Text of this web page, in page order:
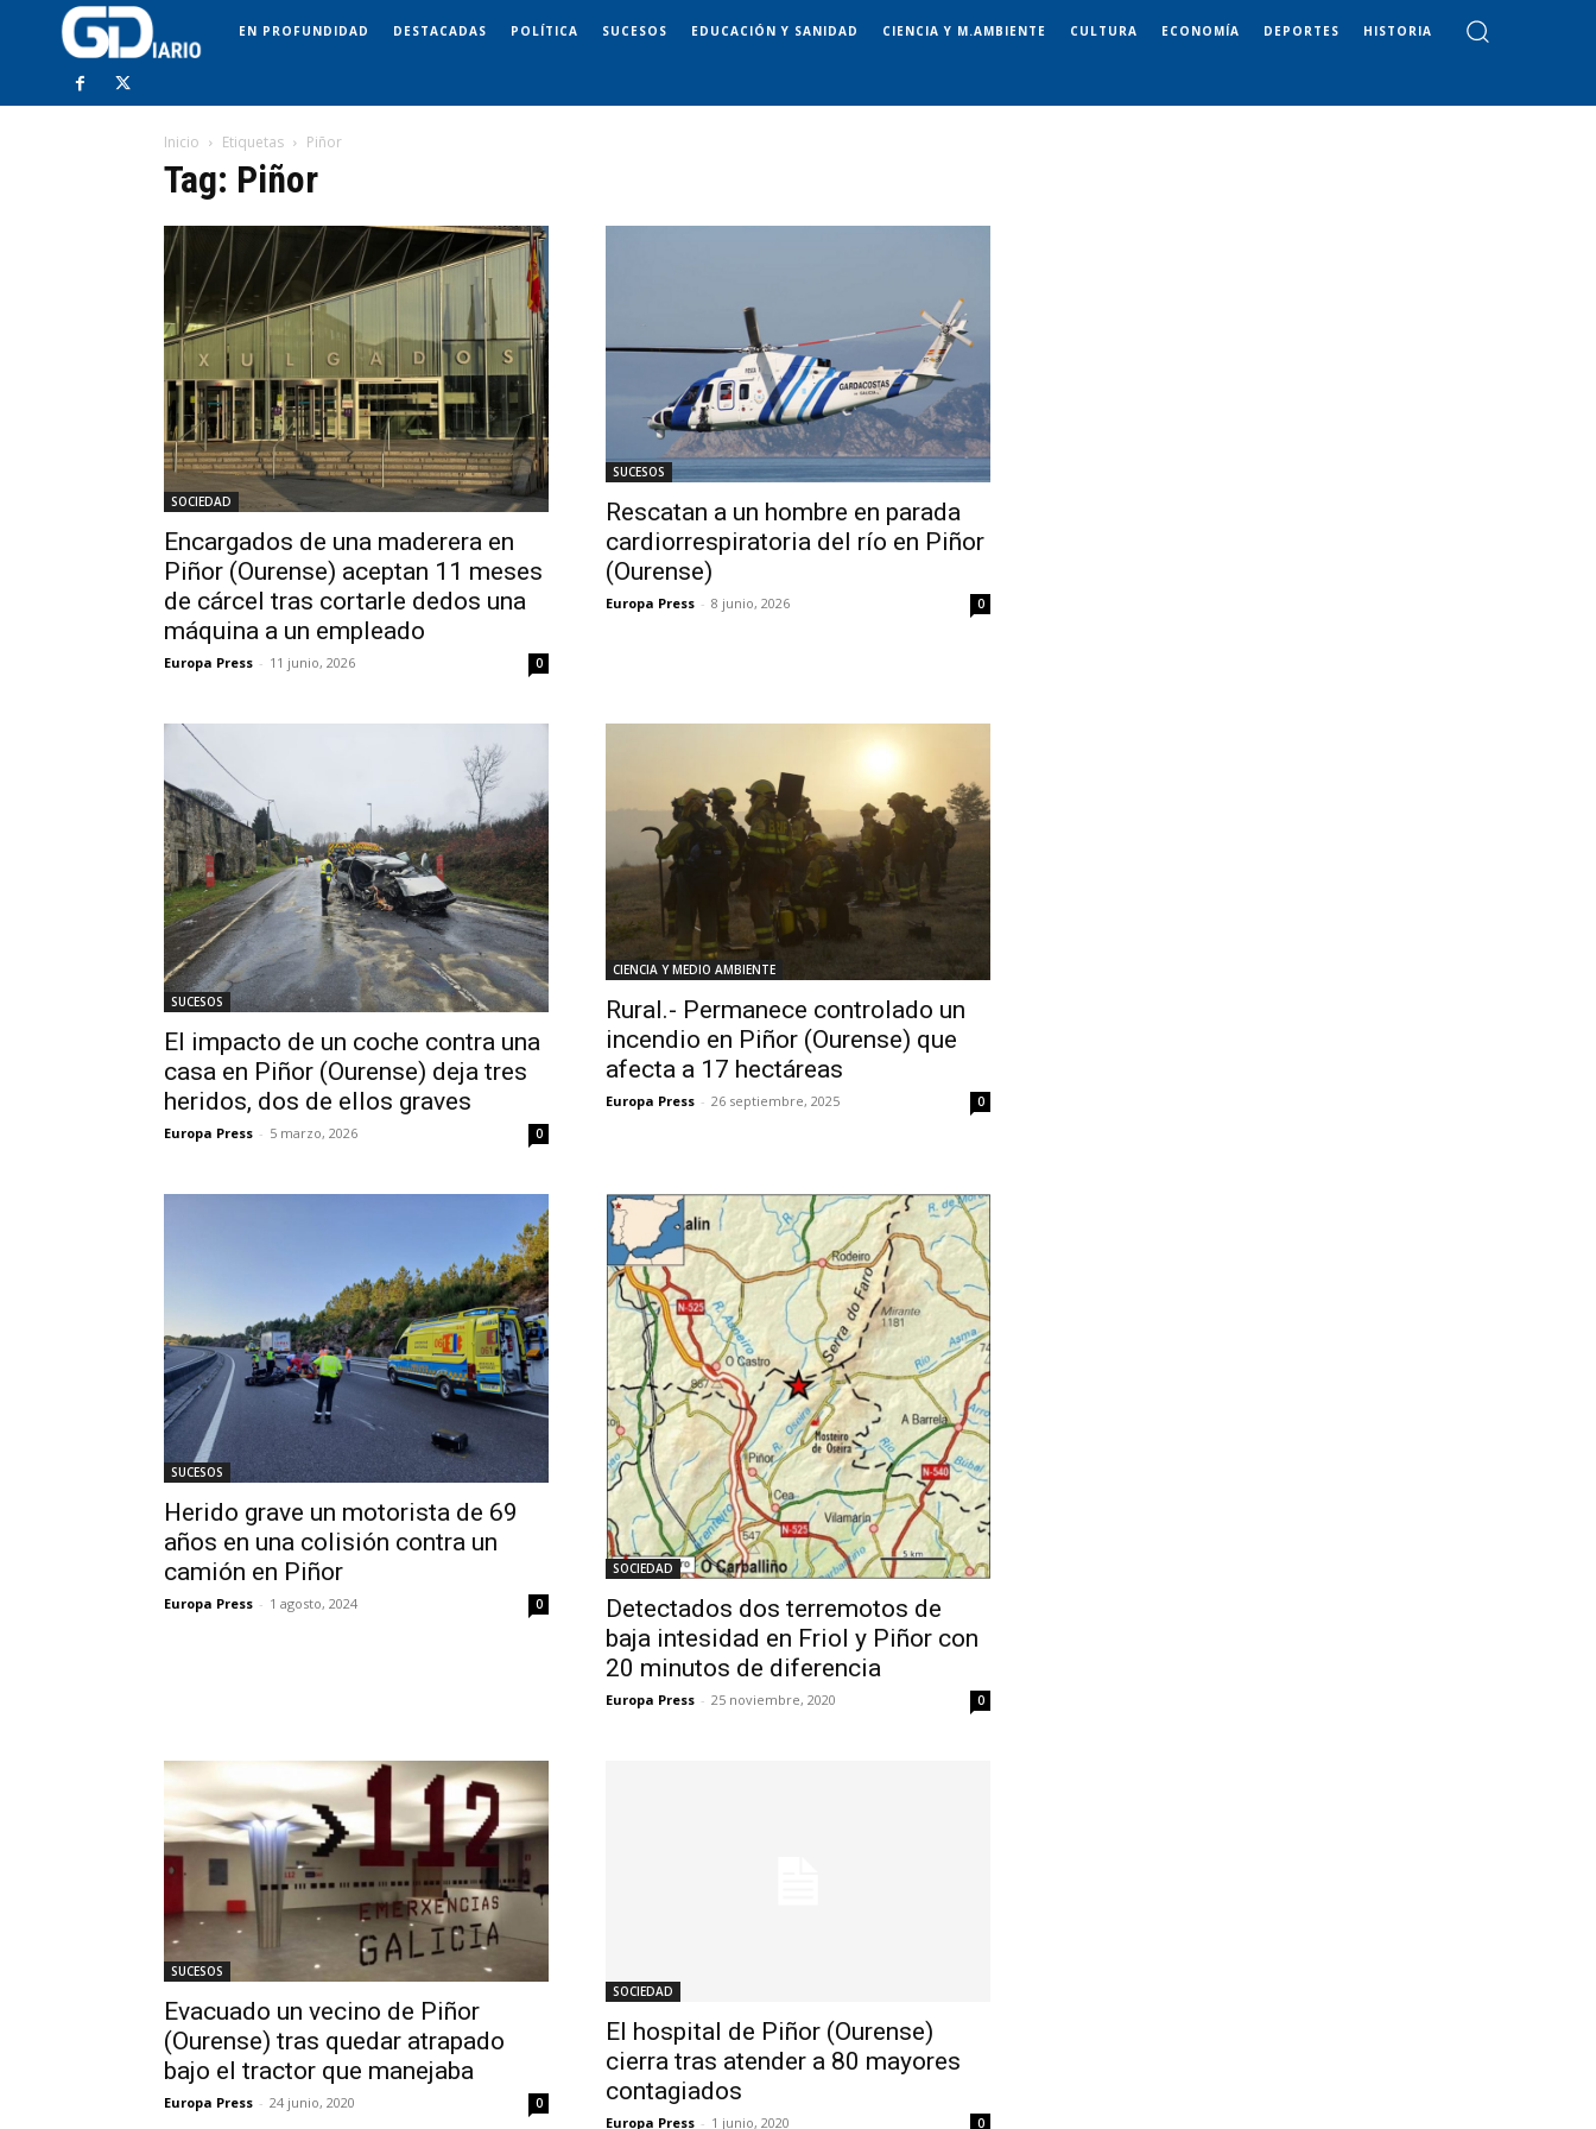
EN PROFUNDIDAD DESTACADAS POLÍTICA SUCESOS EDUCACIÓN Y SANIDAD CIENCIA Y M.AMBIENTE CULTURA ECONOMÍA DEPORTES HISTORIA
Inicio Etiquetas Piñor
Tag: Piñor
SOCIEDAD
Encargados de una maderera en
Piñor (Ourense) aceptan 11 meses
de cárcel tras cortarle dedos una
máquina a un empleado
Europa Press - 11 junio, 2026 0
SUCESOS
Rescatan a un hombre en parada
cardiorrespiratoria del río en Piñor
(Ourense)
Europa Press - 8 junio, 2026 0
SUCESOS
El impacto de un coche contra una
casa en Piñor (Ourense) deja tres
heridos, dos de ellos graves
Europa Press - 5 marzo, 2026 0
CIENCIA Y MEDIO AMBIENTE
Rural.- Permanece controlado un
incendio en Piñor (Ourense) que
afecta a 17 hectáreas
Europa Press - 26 septiembre, 2025 0
SUCESOS
Herido grave un motorista de 69
años en una colisión contra un
camión en Piñor
Europa Press - 1 agosto, 2024 0
SOCIEDAD
Detectados dos terremotos de
baja intesidad en Friol y Piñor con
20 minutos de diferencia
Europa Press - 25 noviembre, 2020 0
SUCESOS
Evacuado un vecino de Piñor
(Ourense) tras quedar atrapado
bajo el tractor que manejaba
Europa Press - 24 junio, 2020 0
SOCIEDAD
El hospital de Piñor (Ourense)
cierra tras atender a 80 mayores
contagiados
Europa Press - 1 junio, 2020 0